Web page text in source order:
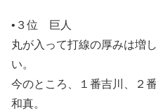
•３位 巨人
丸が入って打線の厚みは増
い。
今のところ、１番吉川、２
和真。